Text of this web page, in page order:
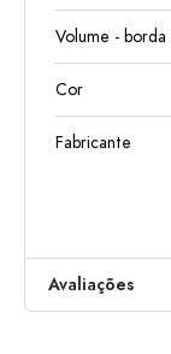
Volume -
Cor
Fabricante
Avaliações